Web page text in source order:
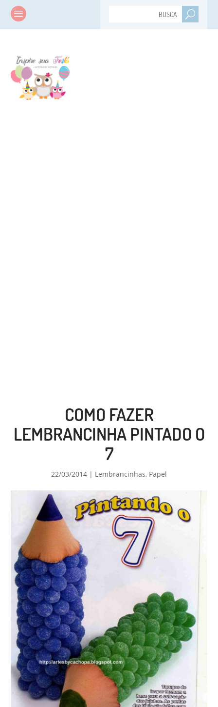
COMO FAZER
LEMBRANCINHA PINTADO O
7
22/03/2014 | Lembrancinhas, Papel